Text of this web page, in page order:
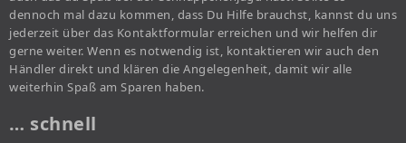
dennoch mal dazu kommen, dass Du Hilfe brauchst, kannst du uns
jederzeit über das Kontaktformular erreichen und wir helfen dir
gerne weiter. Wenn es notwendig ist, kontaktieren wir auch den
Händler direkt und klären die Angelegenheit, damit wir alle
weiterhin Spaß am Sparen haben.
… schnell